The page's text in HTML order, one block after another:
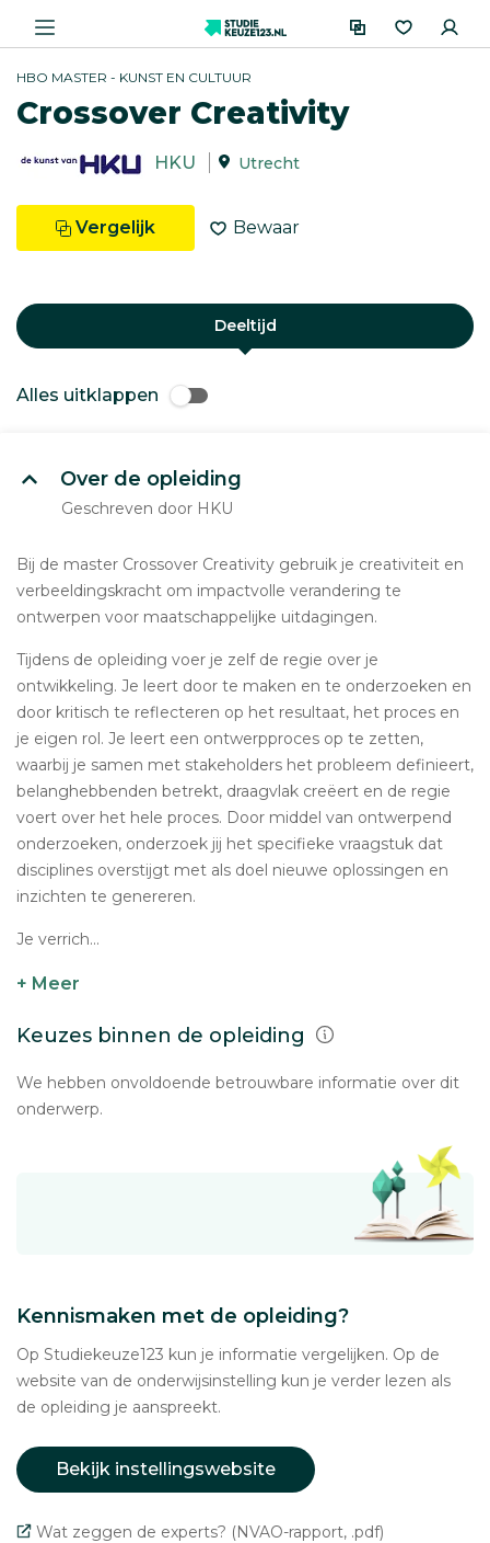
HBO MASTER - KUNST EN CULTUUR
Crossover Creativity
HKU Utrecht
Vergelijk Bewaar
Deeltijd
Alles uitklappen
Over de opleiding
Geschreven door HKU
Bij de master Crossover Creativity gebruik je creativiteit en
verbeeldingskracht om impactvolle verandering te
ontwerpen voor maatschappelijke uitdagingen.
Tijdens de opleiding voer je zelf de regie over je
ontwikkeling. Je leert door te maken en te onderzoeken en
door kritisch te reflecteren op het resultaat, het proces en
je eigen rol. Je leert een ontwerpproces op te zetten,
waarbij je samen met stakeholders het probleem definieert,
belanghebbenden betrekt, draagvlak creëert en de regie
voert over het hele proces. Door middel van ontwerpend
onderzoeken, onderzoek jij het specifieke vraagstuk dat
disciplines overstijgt met als doel nieuwe oplossingen en
inzichten te genereren.
Je verrich...
+ Meer
Keuzes binnen de opleiding
We hebben onvoldoende betrouwbare informatie over dit
onderwerp.
Kennismaken met de opleiding?
Op Studiekeuze123 kun je informatie vergelijken. Op de
website van de onderwijsinstelling kun je verder lezen als
de opleiding je aanspreekt.
Bekijk instellingswebsite
Wat zeggen de experts? (NVAO-rapport, .pdf)